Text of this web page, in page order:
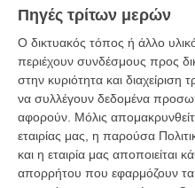
Πηγές τρίτων μερών
Ο δικτυακός τόπος ή άλλο
περιέχουν συνδέσμους προς
στην κυριότητα και διαχείριση
να συλλέγουν δεδομένα
αφορούν. Μόλις
εταιρίας μας, η παρούσα
και η εταιρία μας αποποιείται
απορρήτου που εφαρμόζουν τα